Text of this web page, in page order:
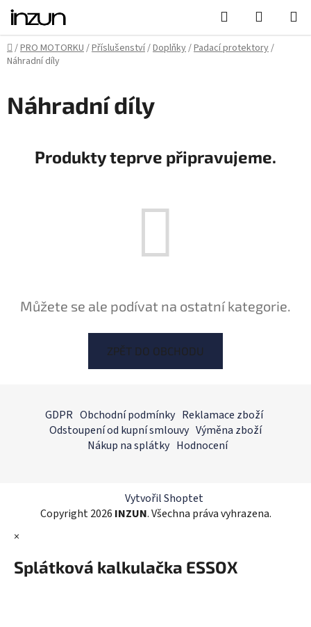
Přejít
obsah
Hledat
KOŠÍK
Domů
/PRO MOTORKU/Příslušenství/Doplňky/Padací protektory/
Náhradní díly
Náhradní díly
Produkty teprve připravujeme.
Můžete se ale podívat na ostatní kategorie.
ZPĚT DO OBCHODU
GDPR Obchodní podmínky Reklamace zboží
Odstoupení od kupní smlouvy Výměna zboží
Nákup na splátky Hodnocení
Vytvořil Shoptet
Copyright 2026 INZUN. Všechna práva vyhrazena.
×
Splátková kalkulačka ESSOX